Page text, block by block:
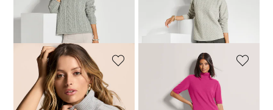
MADELEINE
Trui
299,95 €
MADELEINE
99,00 €229,95 €
MADELEINE
99,00 €149,95 €
MADELEINE
99,00 €149,95 €